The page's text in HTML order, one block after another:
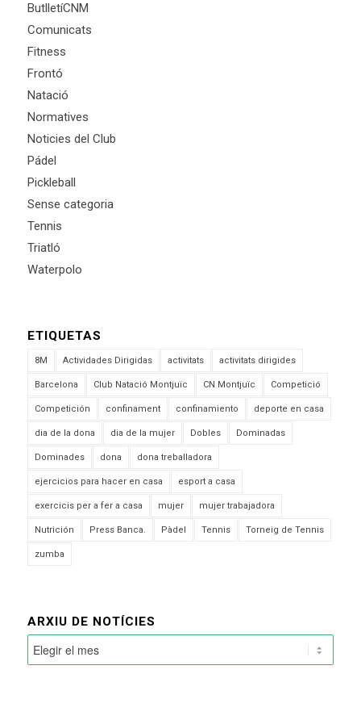
ButlletíCNM
Comunicats
Fitness
Frontó
Natació
Normatives
Noticies del Club
Pádel
Pickleball
Sense categoria
Tennis
Triatló
Waterpolo
ETIQUETAS
8M Actividades Dirigidas activitats activitats dirigides
Barcelona Club Natació Montjuïc CN Montjuïc Competició
Competición confinament confinamiento deporte en casa
dia de la dona dia de la mujer Dobles Dominadas
Dominades dona dona treballadora
ejercicios para hacer en casa esport a casa
exercicis per a fer a casa mujer mujer trabajadora
Nutrición Press Banca. Pàdel Tennis Torneig de Tennis
zumba
ARXIU DE NOTÍCIES